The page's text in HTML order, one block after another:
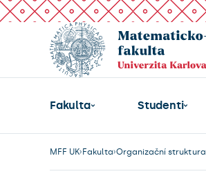
Fakulta Studenti
MFF UK Fakulta Organizační struktura